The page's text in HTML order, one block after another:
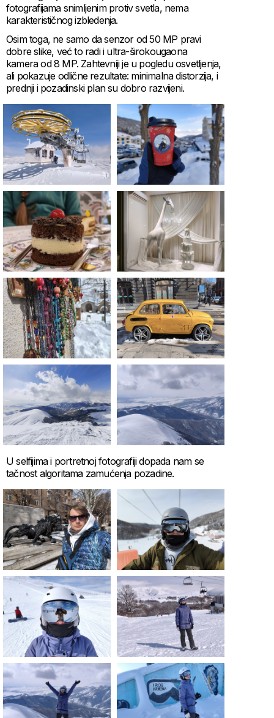
fotografijama snimljenim protiv svetla, nema
karakterističnog izbledenja.
Osim toga, ne samo da senzor od 50 MP pravi
dobre slike, već to radi i ultra-širokougaona
kamera od 8 MP. Zahtevniji je u pogledu osvetljenja,
ali pokazuje odlične rezultate: minimalna distorzija, i
prednji i pozadinski plan su dobro razvijeni.
U selfijima i portretnoj fotografiji dopada nam se
tačnost algoritama zamućenja pozadine.